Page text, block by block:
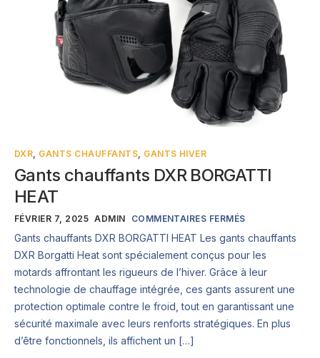
DXR GANTS CHAUFFANTS GANTS HIVER
Gants chauffants DXR BORGATTI
HEAT
FÉVRIER 7, 2025 ADMIN COMMENTAIRES FERMÉS
Gants chauffants DXR BORGATTI HEAT Les gants chauffants
DXR Borgatti Heat sont spécialement conçus pour les
motards affrontant les rigueurs de l’hiver. Grâce à leur
technologie de chauffage intégrée, ces gants assurent une
protection optimale contre le froid, tout en garantissant une
sécurité maximale avec leurs renforts stratégiques. En plus
d’être fonctionnels, ils affichent un […]